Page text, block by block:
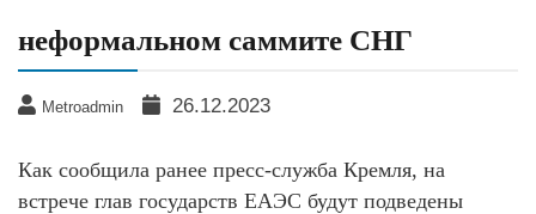
неформальном саммите СНГ
Metroadmin 26.12.2023
Как сообщила ранее пресс-служба Кремля, на
встрече глав государств ЕАЭС будут подведены